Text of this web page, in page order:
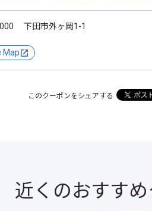
下田市外ヶ岡1-1
Map
このクーポンをシェアする
近くのおすす